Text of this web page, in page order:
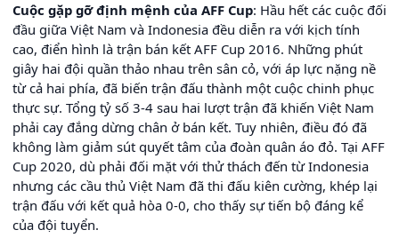
Cuộc gặp gỡ định mệnh của AFF Cup: Hầu hết các cuộc đối
đầu giữa Việt Nam và Indonesia đều diễn ra với kịch tính
cao, điển hình là trận bán kết AFF Cup 2016. Những phút
giây hai đội quần thảo nhau trên sân cỏ, với áp lực nặng nề
từ cả hai phía, đã biến trận đấu thành một cuộc chinh phục
thực sự. Tổng tỷ số 3-4 sau hai lượt trận đã khiến Việt Nam
phải cay đắng dừng chân ở bán kết. Tuy nhiên, điều đó đã
không làm giảm sút quyết tâm của đoàn quân áo đỏ. Tại AFF
Cup 2020, dù phải đối mặt với thử thách đến từ Indonesia
nhưng các cầu thủ Việt Nam đã thi đấu kiên cường, khép lại
trận đấu với kết quả hòa 0-0, cho thấy sự tiến bộ đáng kể
của đội tuyển.